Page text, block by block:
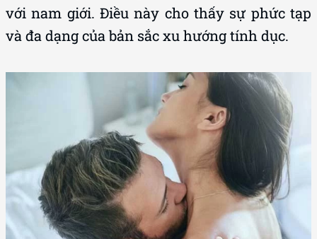
với nam giới. Điều này cho thấy sự phức tạp
và đa dạng của bản sắc xu hướng tính dục.